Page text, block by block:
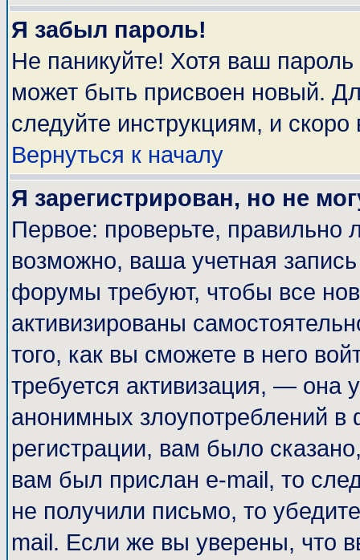
Я забыл пароль!
Не паникуйте! Хотя ваш
может быть присвоен новый.
следуйте инструкциям, и
Вернуться к началу
Я зарегистрирован, но не
Первое: проверьте, правильно
возможно, ваша учетная
форумы требуют, чтобы все
активизированы
того, как вы сможете в него
требуется активизация, — она
анонимных злоупотреблений
регистрации, вам было
вам был прислан e-mail, то
не получили письмо, то
mail. Если же вы уверены, что